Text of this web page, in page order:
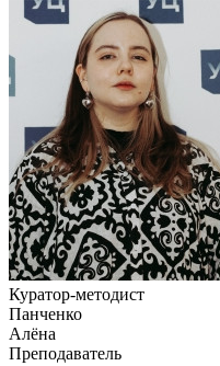
Куратор-методист
Панченко
Алёна
Преподаватель